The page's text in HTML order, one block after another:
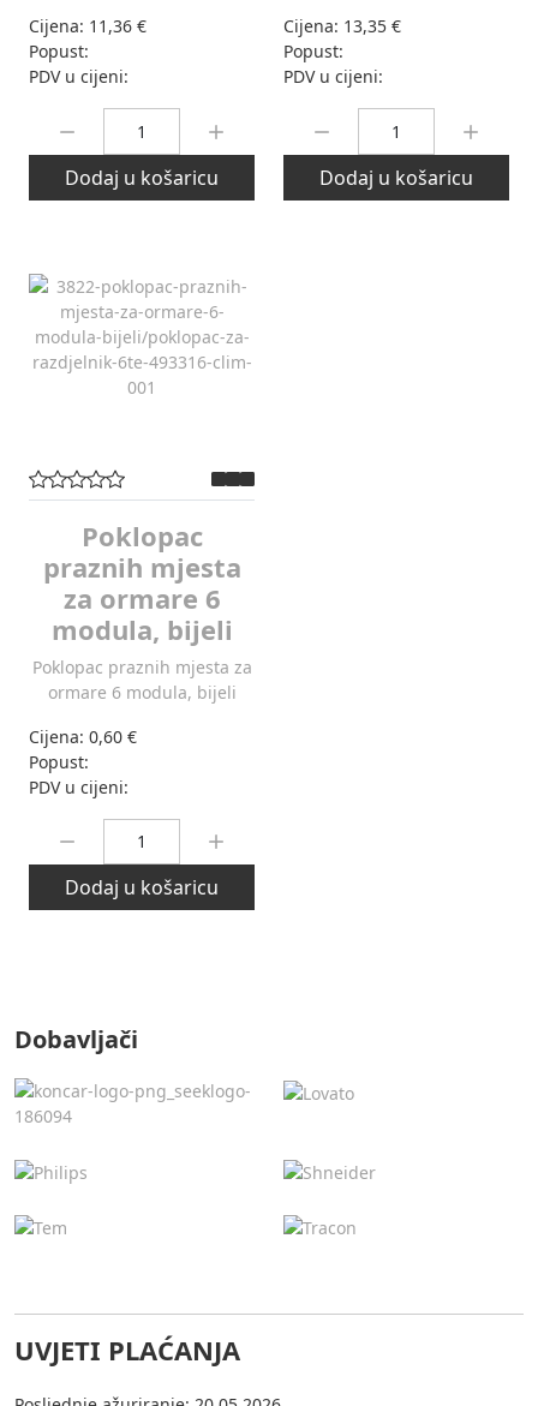
Cijena: 11,36 €
Popust:
PDV u cijeni:
Dodaj u košaricu
Cijena: 13,35 €
Popust:
PDV u cijeni:
Dodaj u košaricu
Poklopac
praznih mjesta
za ormare 6
modula, bijeli
Poklopac praznih mjesta za
ormare 6 modula, bijeli
Cijena: 0,60 €
Popust:
PDV u cijeni:
Dodaj u košaricu
Dobavljači
UVJETI PLAĆANJA